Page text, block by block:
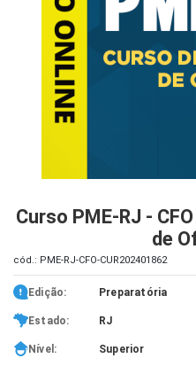
Curso PME-RJ -
de
cód.: PME-RJ-CFO-CUR202401862
Edição: Preparatória
Estado: RJ
Nível: Superior